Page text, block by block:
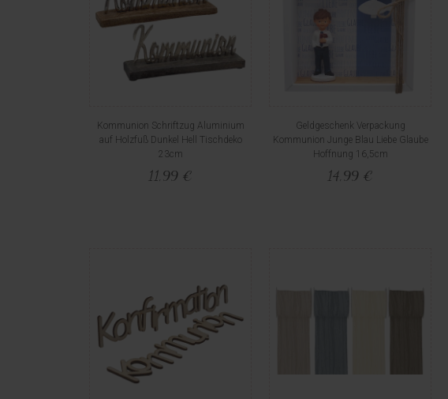
Kommunion Schriftzug Aluminium
auf Holzfuß Dunkel Hell Tischdeko
23cm
11,99 €
Geldgeschenk Verpackung
Kommunion Junge Blau Liebe Glaube
Hoffnung 16,5cm
14,99 €